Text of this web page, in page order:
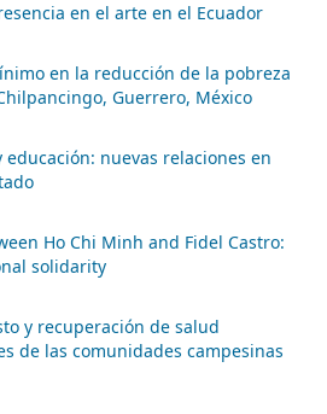
en el arte en el Ecuador
en la reducción de la pobreza
Guerrero, México
nuevas relaciones en
Ho Chi Minh and Fidel Castro:
solidarity
y recuperación de salud
de las comunidades campesinas